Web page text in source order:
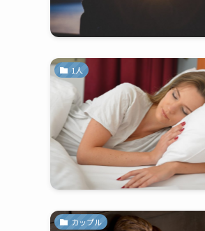
1人
カップル